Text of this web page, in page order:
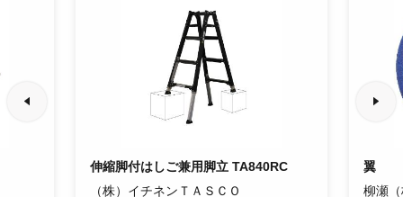
伸縮脚付はしご兼用脚立 TA840RC
（株）イチネンＴＡＳＣＯ
翼
柳瀬